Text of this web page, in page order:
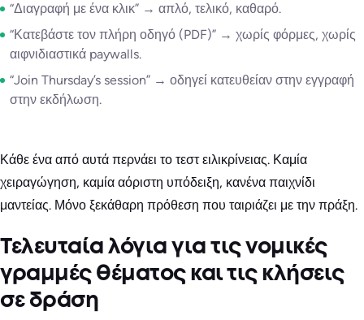
“Διαγραφή με ένα κλικ” → απλό, τελικό, καθαρό.
“Κατεβάστε τον πλήρη οδηγό (PDF)” → χωρίς φόρμες, χωρίς
αιφνιδιαστικά paywalls.
“Join Thursday’s session” → οδηγεί κατευθείαν στην εγγραφή
στην εκδήλωση.
Κάθε ένα από αυτά περνάει το τεστ ειλικρίνειας. Καμία
χειραγώγηση, καμία αόριστη υπόδειξη, κανένα παιχνίδι
μαντείας. Μόνο ξεκάθαρη πρόθεση που ταιριάζει με την πράξη.
Τελευταία λόγια για τις νομικές
γραμμές θέματος και τις κλήσεις
σε δράση